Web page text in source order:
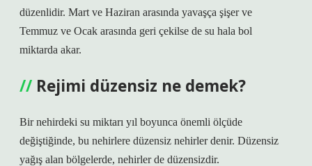
düzenlidir. Mart ve Haziran arasında yavaşça şişer ve
Temmuz ve Ocak arasında geri çekilse de su hala bol
miktarda akar.
Rejimi düzensiz ne demek?
Bir nehirdeki su miktarı yıl boyunca önemli ölçüde
değiştiğinde, bu nehirlere düzensiz nehirler denir. Düzensiz
yağış alan bölgelerde, nehirler de düzensizdir.